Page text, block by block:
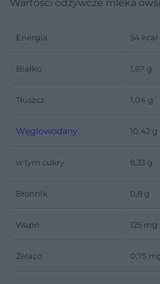
Wartości odżywcze mleka
Energia 54 kcal
Białko 1,67 g
Tłuszcz 1,04 g
Węglowodany 10,42 g
w tym cukry 8,33 g
Błonnik 0,8 g
Wapń 125 mg
Żelazo 0,75